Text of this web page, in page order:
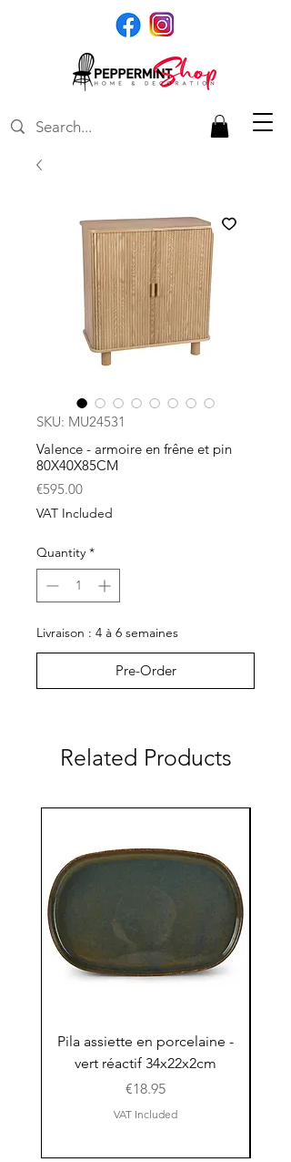
SKU: MU24531
Valence - armoire en frêne et pin
80X40X85CM
€595.00Price
VAT Included
Quantity *
Livraison : 4 à 6 semaines
Pre-Order
Related Products
Pila assiette en porcelaine -
vert réactif 34x22x2cm
Price
€18.95
VAT Included